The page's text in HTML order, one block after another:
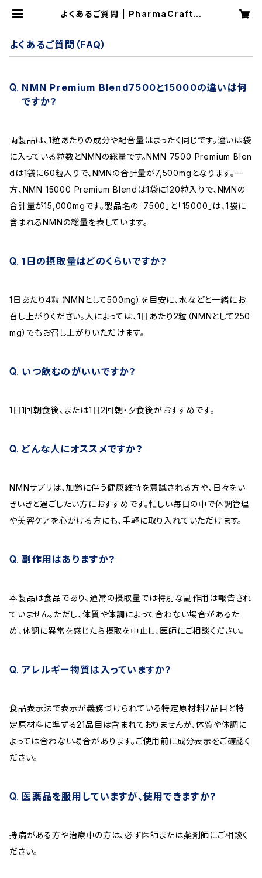
よくあるご質問 | PharmaCraft｜
よくあるご質問（FAQ）
NMN Premium Blend7500と15000の違いは何
ですか？
両製品は、1粒あたりの成分や配合量はまったく同じです。違いは袋
に入っている粒数とNMNの総量です。NMN 7500 Premium Blen
dは1袋に60粒入りで、NMNの合計量が7,500mgとなります。一
方、NMN 15000 Premium Blendは1袋に120粒入りで、NMNの
合計量が15,000mgです。製品名の「7500」と「15000」は、1袋に
含まれるNMNの総量を表しています。
1日の摂取量はどのくらいですか？
1日あたり4粒（NMNとして500mg）を目安に、水などと一緒にお
召し上がりください。人によっては、1日あたり2粒（NMNとして250
mg）でもお召し上がりいただけます。
いつ飲むのがいいですか？
1日1回朝食後、または1日2回朝・夕食後がおすすめです。
どんな人にオススメですか？
NMNサプリは、加齢に伴う健康維持を意識される方や、日々をい
きいきと過ごしたい方におすすめです。忙しい毎日の中で体調管理
や美容ケアを心がける方にも、手軽に取り入れていただけます。
副作用はありますか？
本製品は食品であり、通常の摂取量では特別な副作用は報告され
ていません。ただし、体質や体調によって合わない場合があるた
め、体調に異常を感じたら摂取を中止し、医師にご相談ください。
アレルギー物質は入っていますか？
食品表示法で表示が義務づけられている特定原材料7品目と特
定原材料に準ずる21品目は含まれておりませんが、体質や体調に
よっては合わない場合があります。ご使用前に成分表示をご確認く
ださい。
医薬品を服用していますが、使用できますか？
持病がある方や治療中の方は、必ず医師または薬剤師にご相談く
ださい。